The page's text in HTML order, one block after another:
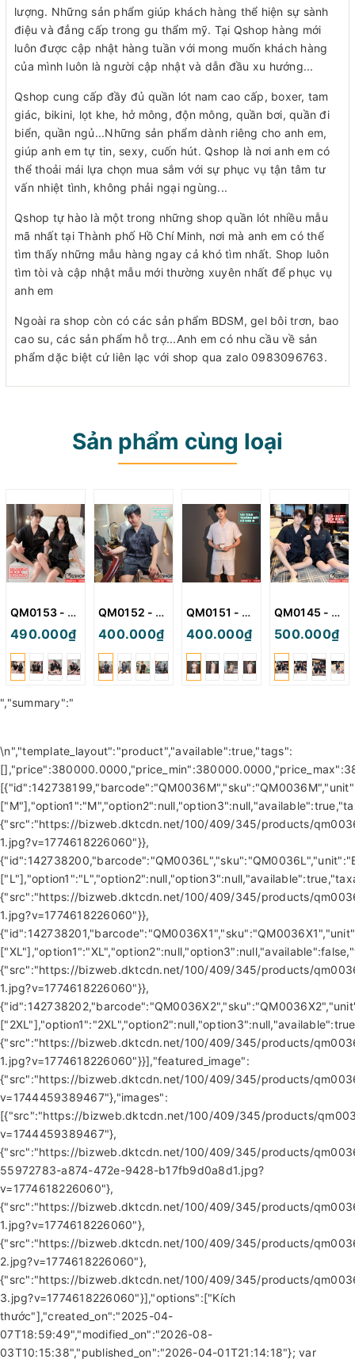
lượng. Những sản phẩm giúp khách hàng thể hiện sự sành
điệu và đẳng cấp trong gu thẩm mỹ. Tại Qshop hàng mới
luôn được cập nhật hàng tuần với mong muốn khách hàng
của mình luôn là người cập nhật và dẫn đầu xu hướng...
Qshop cung cấp đầy đủ quần lót nam cao cấp, boxer, tam
giác, bikini, lọt khe, hở mông, độn mông, quần bơi, quần đi
biển, quần ngủ...Những sản phẩm dành riêng cho anh em,
giúp anh em tự tin, sexy, cuốn hút. Qshop là nơi anh em có
thể thoải mái lựa chọn mua sắm với sự phục vụ tận tâm tư
vấn nhiệt tình, không phải ngại ngùng...
Qshop tự hào là một trong những shop quần lót nhiều mẫu
mã nhất tại Thành phố Hồ Chí Minh, nơi mà anh em có thể
tìm thấy những mẫu hàng ngay cả khó tìm nhất. Shop luôn
tìm tòi và cập nhật mẫu mới thường xuyên nhất để phục vụ
anh em
Ngoài ra shop còn có các sản phẩm BDSM, gel bôi trơn, bao
cao su, các sản phẩm hỗ trợ...Anh em có nhu cầu về sản
phẩm dặc biệt cứ liên lạc với shop qua zalo 0983096763.
Sản phẩm cùng loại
QM0153 - Bộ đồ ngủ pijama cặp đôi quần ngắn lụa mềm mát
490.000₫
QM0152 - Bộ đồ ngủ pijama nam quần ngắn lụa satin mềm
400.000₫
QM0151 - Bộ đồ ngủ pijama nam quần ngắn
400.000₫
QM0145 - Bộ đồ ngủ pijama cặp đôi lụa mềm mịn quần ngắn
500.000₫
","summary":"
\n","template_layout":"product","available":true,"tags":
{"src":"https://bizweb.dktcdn.net/100/409/345/products/
1.jpg?v=1774618226060"}},
{"src":"https://bizweb.dktcdn.net/100/409/345/products/
1.jpg?v=1774618226060"}},
{"src":"https://bizweb.dktcdn.net/100/409/345/products/
1.jpg?v=1774618226060"}},
{"src":"https://bizweb.dktcdn.net/100/409/345/products/
1.jpg?v=1774618226060"}}],"featured_image":
{"src":"https://bizweb.dktcdn.net/100/409/345/products/
v=1744459389467"},"images":
[{"src":"https://bizweb.dktcdn.net/100/409/345/products/
v=1744459389467"},
{"src":"https://bizweb.dktcdn.net/100/409/345/products/
55972783-a874-472e-9428-b17fb9d0a8d1.jpg?
v=1774618226060"},
{"src":"https://bizweb.dktcdn.net/100/409/345/products/
1.jpg?v=1774618226060"},
{"src":"https://bizweb.dktcdn.net/100/409/345/products/
2.jpg?v=1774618226060"},
{"src":"https://bizweb.dktcdn.net/100/409/345/products/
3.jpg?v=1774618226060"}],"options":["Kích
thước"],"created_on":"2025-04-
07T18:59:49","modified_on":"2026-08-
03T10:15:38","published_on":"2026-04-01T21:14:18"}; var